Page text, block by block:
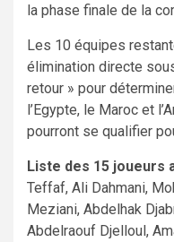
la phase finale de la
Les 10 équipes
élimination directe
retour » pour
l’Egypte, le Maroc et
pourront se qualifier
Liste des 15 joueurs
Teffaf, Ali Dahmani,
Meziani, Abdelhak
Abdelraouf Djelloul,